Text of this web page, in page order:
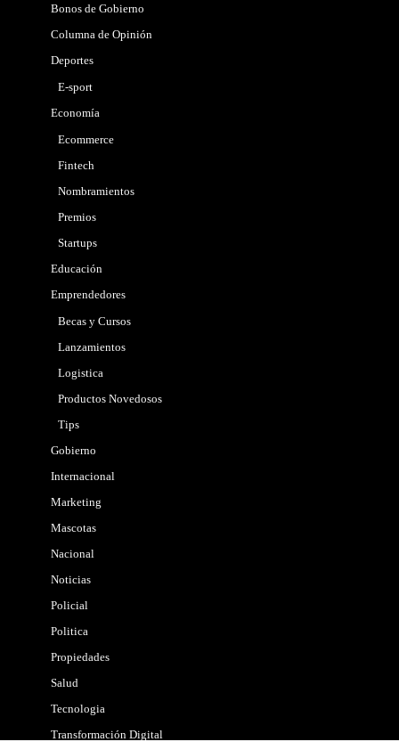
Bonos de Gobierno
Columna de Opinión
Deportes
E-sport
Economía
Ecommerce
Fintech
Nombramientos
Premios
Startups
Educación
Emprendedores
Becas y Cursos
Lanzamientos
Logistica
Productos Novedosos
Tips
Gobierno
Internacional
Marketing
Mascotas
Nacional
Noticias
Policial
Politica
Propiedades
Salud
Tecnologia
Transformación Digital